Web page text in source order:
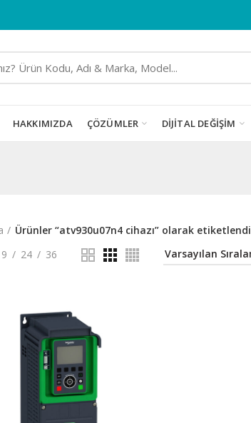
HAKKIMIZDA ÇÖZÜMLER DIJITAL DEĞIŞIM
Ürünler “atv930u07n4 cihazı” olarak etiketlendi
9 24 36